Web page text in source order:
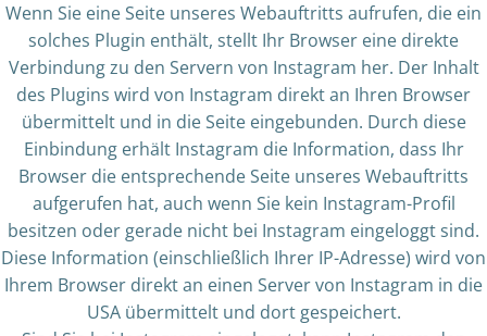
Wenn Sie eine Seite unseres Webauftritts aufrufen, die ein
solches Plugin enthält, stellt Ihr Browser eine direkte
Verbindung zu den Servern von Instagram her. Der Inhalt
des Plugins wird von Instagram direkt an Ihren Browser
übermittelt und in die Seite eingebunden. Durch diese
Einbindung erhält Instagram die Information, dass Ihr
Browser die entsprechende Seite unseres Webauftritts
aufgerufen hat, auch wenn Sie kein Instagram-Profil
besitzen oder gerade nicht bei Instagram eingeloggt sind.
Diese Information (einschließlich Ihrer IP-Adresse) wird von
Ihrem Browser direkt an einen Server von Instagram in die
USA übermittelt und dort gespeichert.